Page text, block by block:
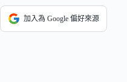
加入為 Google 偏好來源